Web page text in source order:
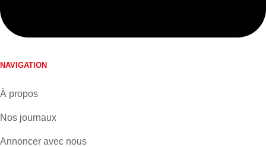
NAVIGATION
À propos
Nos journaux
Annoncer avec nous